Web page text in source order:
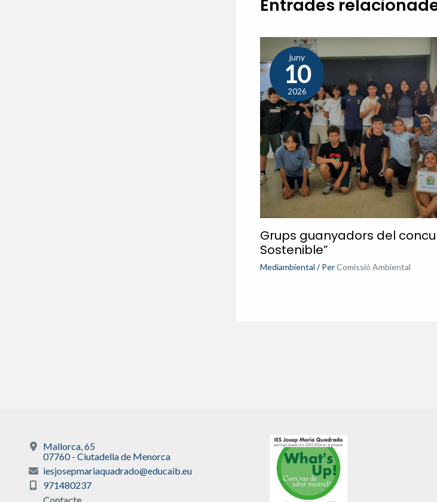
Entrades
juny
10
2026
Grups guanyadors del
Sostenible”
Mediambiental / PerComissió Ambiental
Mallorca, 65
07760 - Ciutadella de Menorca
iesjosepmariaquadrado@educaib.eu
971480237